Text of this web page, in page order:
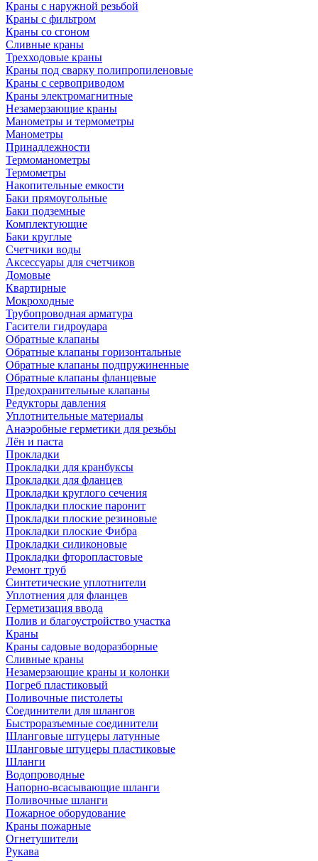
Краны с наружной резьбой
Краны с фильтром
Краны со сгоном
Сливные краны
Трехходовые краны
Краны под сварку полипропиленовые
Краны с сервоприводом
Краны электромагнитные
Незамерзающие краны
Манометры и термометры
Манометры
Принадлежности
Термоманометры
Термометры
Накопительные емкости
Баки прямоугольные
Баки подземные
Комплектующие
Баки круглые
Счетчики воды
Аксессуары для счетчиков
Домовые
Квартирные
Мокроходные
Трубопроводная арматура
Гасители гидроудара
Обратные клапаны
Обратные клапаны горизонтальные
Обратные клапаны подпружиненные
Обратные клапаны фланцевые
Предохранительные клапаны
Редукторы давления
Уплотнительные материалы
Анаэробные герметики для резьбы
Лён и паста
Прокладки
Прокладки для кранбуксы
Прокладки для фланцев
Прокладки круглого сечения
Прокладки плоские паронит
Прокладки плоские резиновые
Прокладки плоские Фибра
Прокладки силиконовые
Прокладки фторопластовые
Ремонт труб
Синтетические уплотнители
Уплотнения для фланцев
Герметизация ввода
Полив и благоустройство участка
Краны
Краны садовые водоразборные
Сливные краны
Незамерзающие краны и колонки
Погреб пластиковый
Поливочные пистолеты
Соединители для шлангов
Быстроразъемные соединители
Шланговые штуцеры латунные
Шланговые штуцеры пластиковые
Шланги
Водопроводные
Напорно-всасывающие шланги
Поливочные шланги
Пожарное оборудование
Краны пожарные
Огнетушители
Рукава